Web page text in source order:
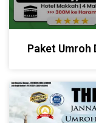
Paket Umroh